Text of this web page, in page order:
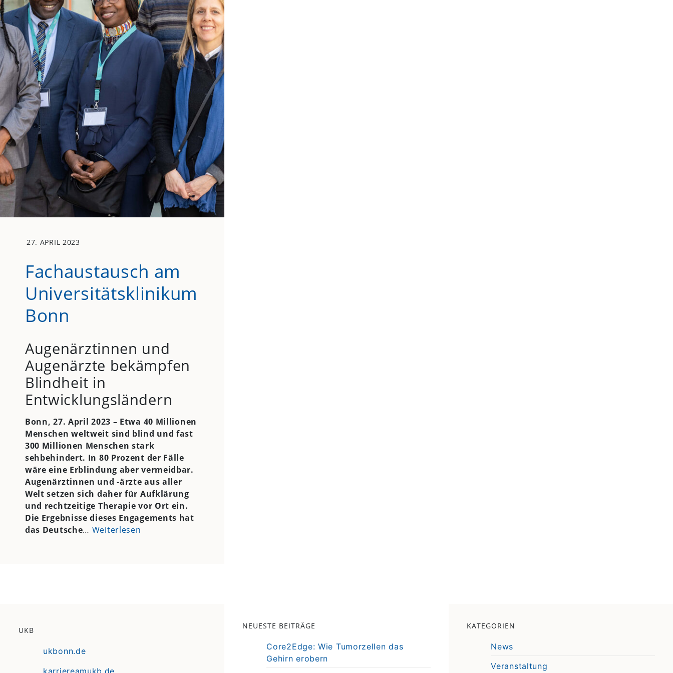
27. APRIL 2023
Fachaustausch am
Universitätsklinikum
Bonn
Augenärztinnen und
Augenärzte bekämpfen
Blindheit in
Entwicklungsländern
Bonn, 27. April 2023 – Etwa 40 Millionen
Menschen weltweit sind blind und fast
300 Millionen Menschen stark
sehbehindert. In 80 Prozent der Fälle
wäre eine Erblindung aber vermeidbar.
Augenärztinnen und -ärzte aus aller
Welt setzen sich daher für Aufklärung
und rechtzeitige Therapie vor Ort ein.
Die Ergebnisse dieses Engagements hat
das Deutsche… Weiterlesen
UKB
ukbonn.de
karriereamukb.de
NEUESTE BEITRÄGE
Core2Edge: Wie Tumorzellen das
Gehirn erobern
KATEGORIEN
News
Veranstaltung